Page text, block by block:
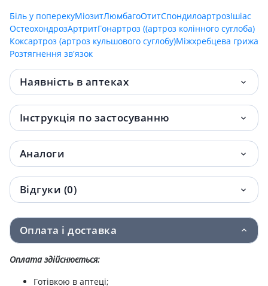
Біль у поперекуМіозитЛюмбагоОтитСпондилоартрозІшіас
ОстеохондрозАртритГонартроз ((артроз колінного суглоба)
Коксартроз (артроз кульшового суглобу)Міжхребцева грижа
Розтягнення зв'язок
Наявність в аптеках
Інструкція по застосуванню
Аналоги
Відгуки (0)
Оплата і доставка
Оплата здійснюється:
Готівкою в аптеці;